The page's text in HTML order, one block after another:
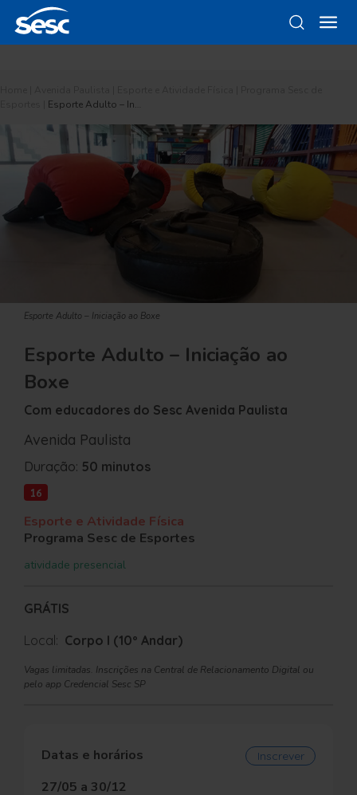
Esporte Adulto – In…
Esporte Adulto – Iniciação ao Boxe
Esporte Adulto – Iniciação ao
Boxe
Com educadores do Sesc Avenida Paulista
Avenida Paulista
Duração: 50 minutos
16
Esporte e Atividade Física
Programa Sesc de Esportes
atividade presencial
GRÁTIS
Local: Corpo I (10º Andar)
Vagas limitadas. Inscrições na Central de Relacionamento Digital ou
pelo app Credencial Sesc SP
Datas e horários Inscrever
27/05 a 30/12